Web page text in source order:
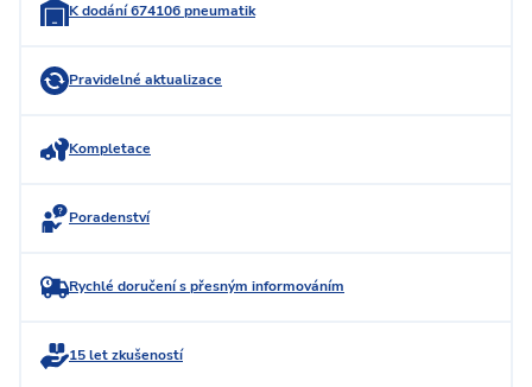
K dodání 674106 pneumatik
Pravidelné aktualizace
Kompletace
Poradenství
Rychlé doručení s přesným informováním
15 let zkušeností